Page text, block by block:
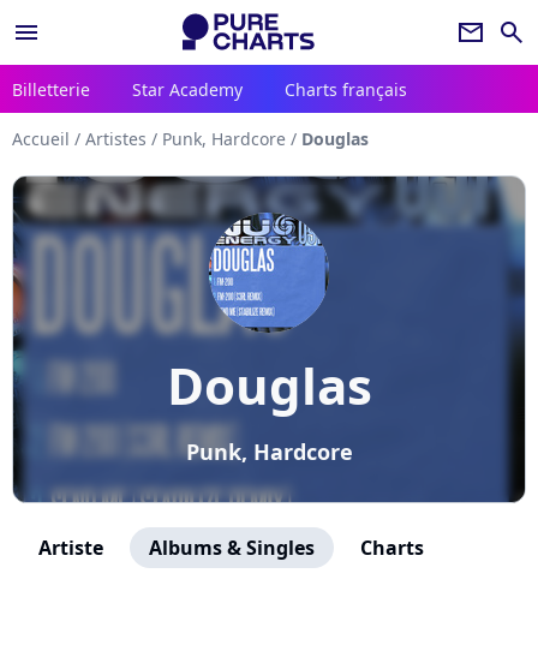
menu newsletter search
Billetterie Star Academy Charts français
Accueil / Artistes / Punk, Hardcore / Douglas
Douglas
Punk, Hardcore
Artiste Albums & Singles Charts